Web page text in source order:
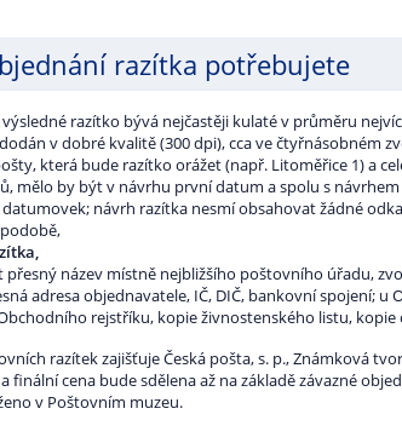
razítka potřebujete
výsledné razítko bývá nejčastěji kulaté v průměru
v dobré kvalitě (300 dpi), cca ve čtyřnásobném
která bude razítko orážet (např. Litoměřice 1) a
mělo by být v návrhu první datum a spolu s
návrh razítka nesmí obsahovat žádné
přesný název místně nejbližšího poštovního úřadu,
adresa objednavatele, IČ, DIČ, bankovní spojení; u
rejstříku, kopie živnostenského listu, kopie
razítek zajišťuje Česká pošta, s. p., Známková
finální cena bude sdělena až na základě závazné
v Poštovním muzeu.